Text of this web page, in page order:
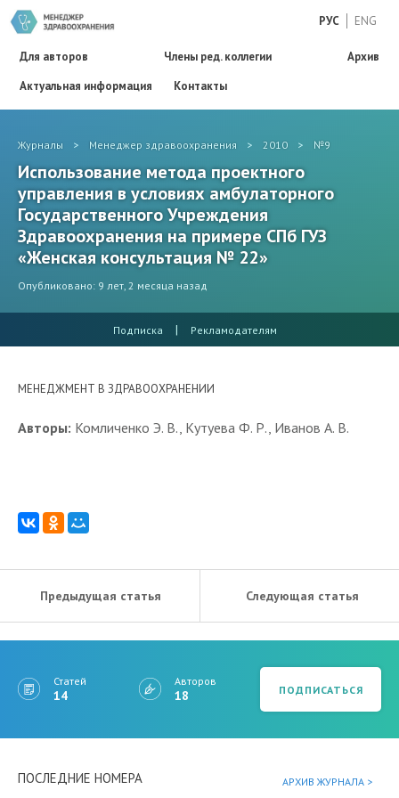
РУС ENG
Для авторов Члены ред. коллегии
Архив
Актуальная информация
Контакты
Журналы > Менеджер здравоохранения > 2010 > №9
Использование метода проектного
управления в условиях амбулаторного
Государственного Учреждения
Здравоохранения на примере СПб ГУЗ
«Женская консультация № 22»
Опубликовано: 9 лет, 2 месяца назад
Подписка | Рекламодателям
МЕНЕДЖМЕНТ В ЗДРАВООХРАНЕНИИ
Авторы: Комличенко Э. В., Кутуева Ф. Р., Иванов А. В.
Предыдущая статья Следующая статья
Статей
14
Авторов
18 ПОДПИСАТЬСЯ
ПОСЛЕДНИЕ НОМЕРА АРХИВ ЖУРНАЛА >